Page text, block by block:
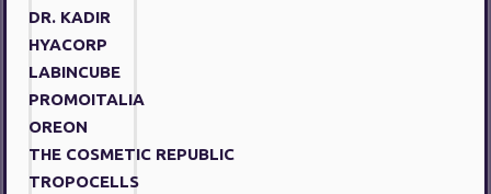
DR. KADIR
HYACORP
LABINCUBE
PROMOITALIA
OREON
THE COSMETIC REPUBLIC
TROPOCELLS